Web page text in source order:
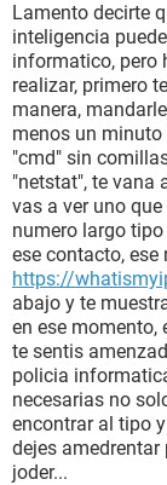
Lamento decirte
inteligencia
informatico, pero
realizar, primero
manera,
menos un minuto
"cmd" sin
"netstat", te vana
vas a ver uno
numero largo
ese contacto, ese
https://
abajo y te
en ese momento,
te sentis
policia
necesarias no
encontrar al tipo
dejes
joder...